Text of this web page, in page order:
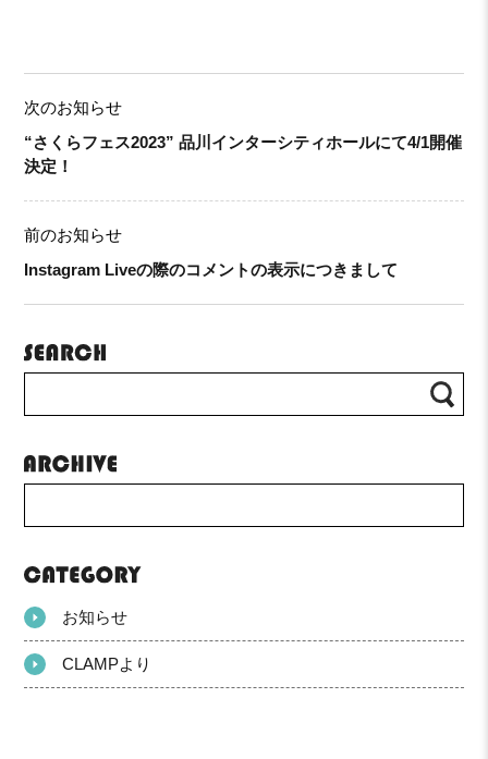
次のお知らせ
“さくらフェス2023” 品川インターシティホールにて4/1開催
決定！
前のお知らせ
Instagram Liveの際のコメントの表示につきまして
お知らせ
CLAMPより